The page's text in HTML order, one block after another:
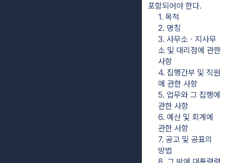
포함되어야 한다.
1. 목적
2. 명칭
3. 사무소ㆍ지사무
소 및 대리점에 관한
사항
4. 집행간부 및 직원
에 관한 사항
5. 업무와 그 집행에
관한 사항
6. 예산 및 회계에
관한 사항
7. 공고 및 공표의
방법